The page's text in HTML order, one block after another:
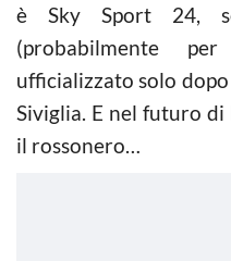
è Sky Sport 24,
(probabilmente
ufficializzato solo
Siviglia. E nel futuro di
il rossonero…